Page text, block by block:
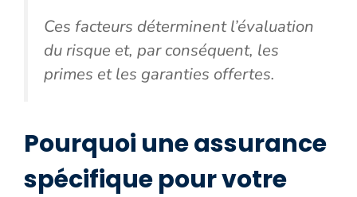
Ces facteurs déterminent l’évaluation
du risque et, par conséquent, les
primes et les garanties offertes.
Pourquoi une assurance
spécifique pour votre